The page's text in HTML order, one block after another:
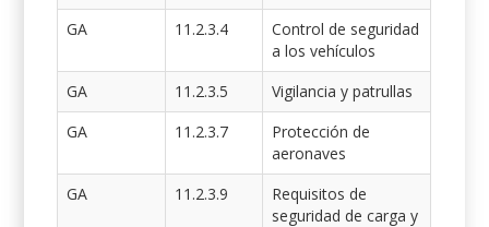
GA
11.2.3.4
Control de seguridad
a los vehículos
GA
11.2.3.5
Vigilancia y patrullas
GA
11.2.3.7
Protección de
aeronaves
GA
11.2.3.9
Requisitos de
seguridad de carga y